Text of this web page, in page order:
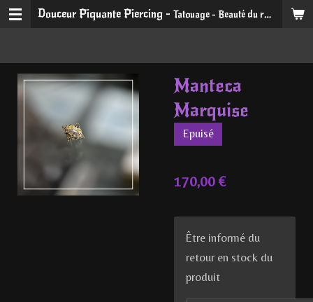
Passer
principal
Douceur Piquante Piercing -Tatouage - Beauté du regard et du sourire
Manteca
Marquise
Epuisé
170,00 €
Être informé du
retour en stock du
produit